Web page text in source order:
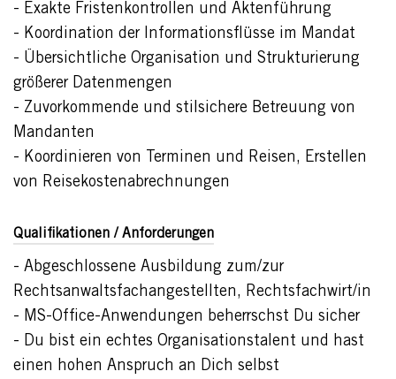
- Exakte Fristenkontrollen und Aktenführung
- Koordination der Informationsflüsse im Mandat
- Übersichtliche Organisation und Strukturierung
größerer Datenmengen
- Zuvorkommende und stilsichere Betreuung von
Mandanten
- Koordinieren von Terminen und Reisen, Erstellen
von Reisekostenabrechnungen
Qualifikationen / Anforderungen
- Abgeschlossene Ausbildung zum/zur
Rechtsanwaltsfachangestellten, Rechtsfachwirt/in
- MS-Office-Anwendungen beherrschst Du sicher
- Du bist ein echtes Organisationstalent und hast
einen hohen Anspruch an Dich selbst